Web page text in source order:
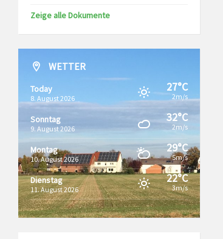
Zeige alle Dokumente
WETTER
Today
8. August 2026
27°C
2m/s
Sonntag
9. August 2026
32°C
2m/s
Montag
10. August 2026
29°C
5m/s
Dienstag
11. August 2026
22°C
3m/s